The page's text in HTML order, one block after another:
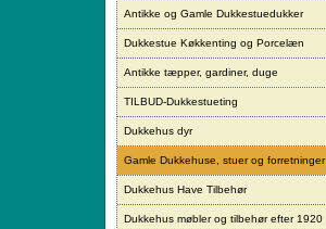
Antikke og Gamle Dukkestuedukker
Dukkestue Køkkenting og Porcelæn
Antikke tæpper, gardiner, duge
TILBUD-Dukkestueting
Dukkehus dyr
Gamle Dukkehuse, stuer og forretninger
Dukkehus Have Tilbehør
Dukkehus møbler og tilbehør efter 1920